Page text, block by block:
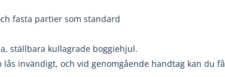
fasta partier som standard
ställbara kullagrade boggiehjul.
invändigt, och vid genomgående handtag kan du få